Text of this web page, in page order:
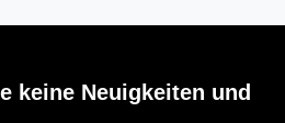
keine Neuigkeiten und